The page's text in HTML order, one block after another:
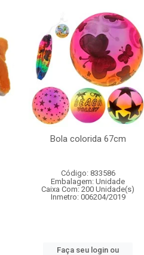
Bola colorida 67cm
Código: 833586
Embalagem: Unidade
Caixa Com: 200 Unidade(s)
Inmetro: 006204/2019
Faça seu login ou